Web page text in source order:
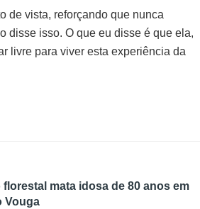
de vista, reforçando que nunca
disse isso. O que eu disse é que ela,
livre para viver esta experiência da
florestal mata idosa de 80 anos em
Vouga